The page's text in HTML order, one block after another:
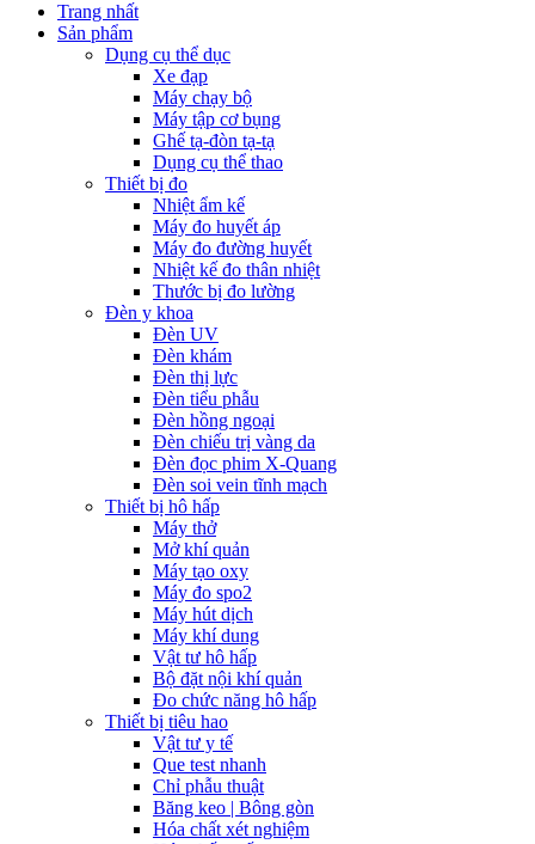
Trang nhất
Sản phẩm
Dụng cụ thể dục
Xe đạp
Máy chạy bộ
Máy tập cơ bụng
Ghế tạ-đòn tạ-tạ
Dụng cụ thể thao
Thiết bị đo
Nhiệt ẩm kế
Máy đo huyết áp
Máy đo đường huyết
Nhiệt kế đo thân nhiệt
Thước bị đo lường
Đèn y khoa
Đèn UV
Đèn khám
Đèn thị lực
Đèn tiểu phẫu
Đèn hồng ngoại
Đèn chiếu trị vàng da
Đèn đọc phim X-Quang
Đèn soi vein tĩnh mạch
Thiết bị hô hấp
Máy thở
Mở khí quản
Máy tạo oxy
Máy đo spo2
Máy hút dịch
Máy khí dung
Vật tư hô hấp
Bộ đặt nội khí quản
Đo chức năng hô hấp
Thiết bị tiêu hao
Vật tư y tế
Que test nhanh
Chỉ phẫu thuật
Băng keo | Bông gòn
Hóa chất xét nghiệm